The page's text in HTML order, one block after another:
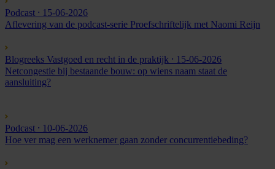
Podcast ⸱ 15-06-2026
Aflevering van de podcast-serie Proefschriftelijk met Naomi Reijn
Blogreeks Vastgoed en recht in de praktijk ⸱ 15-06-2026
Netcongestie bij bestaande bouw: op wiens naam staat de
aansluiting?
Podcast ⸱ 10-06-2026
Hoe ver mag een werknemer gaan zonder concurrentiebeding?